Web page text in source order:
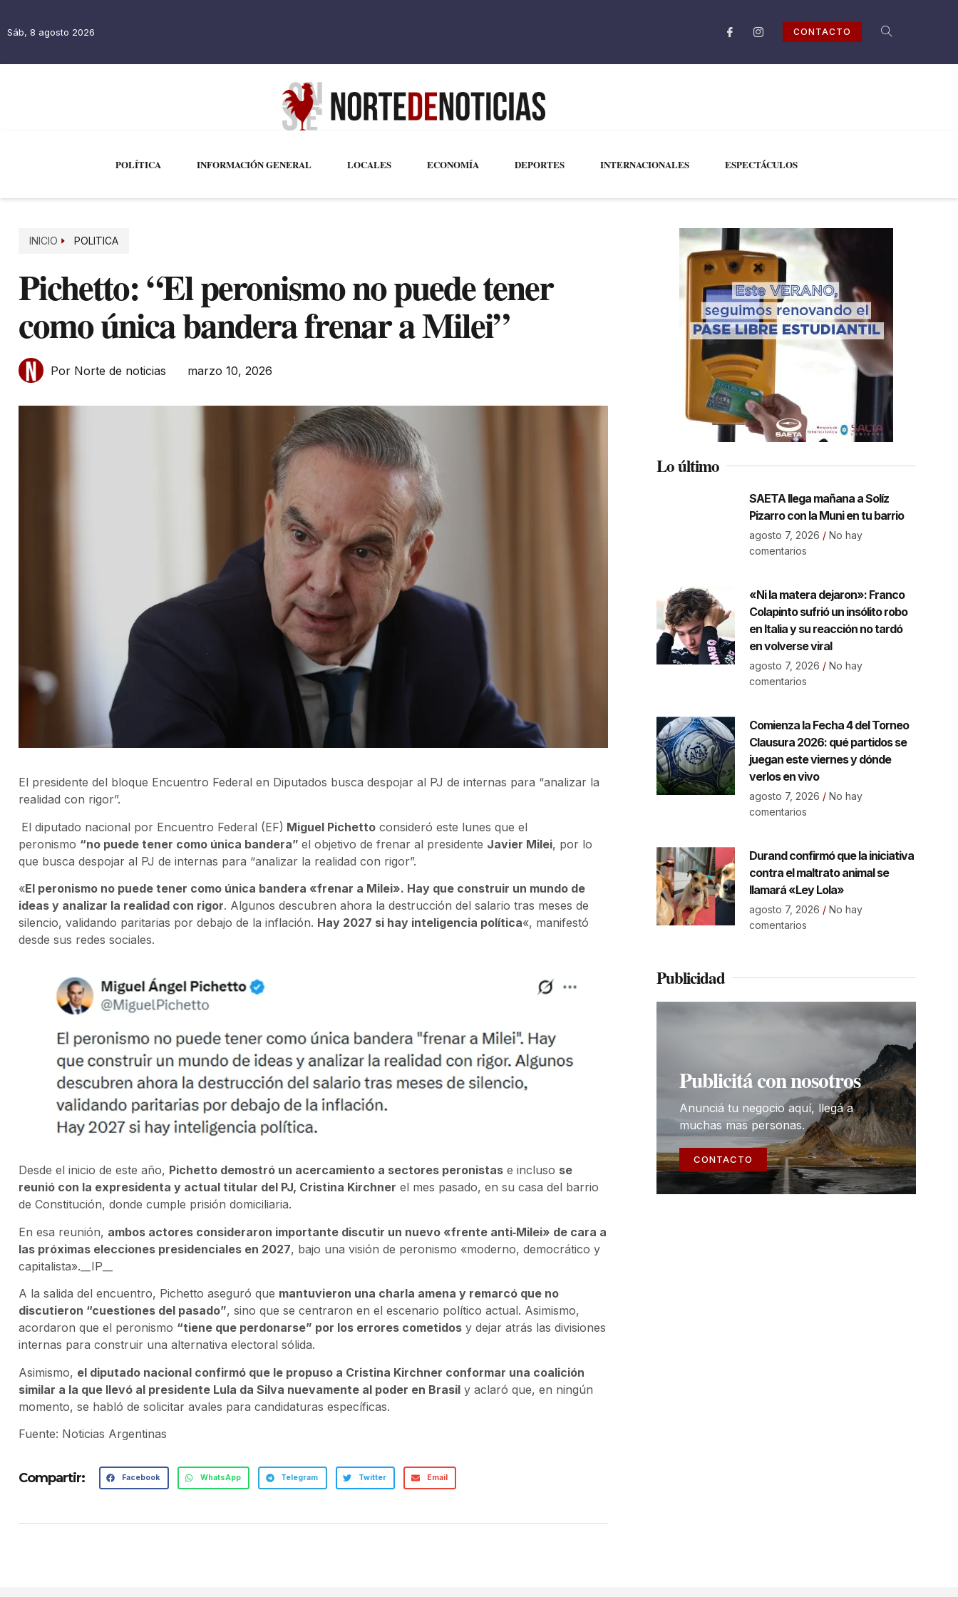
Sáb, 8 agosto 2026 CONTACTO
POLÍTICA INFORMACIÓN GENERAL LOCALES ECONOMÍA DEPORTES INTERNACIONALES ESPECTÁCULOS
INICIO POLITICA
Pichetto: “El peronismo no puede tener
como única bandera frenar a Milei”
Por Norte de noticias marzo 10, 2026
El presidente del bloque Encuentro Federal en Diputados busca despojar al PJ de internas para “analizar la
realidad con rigor”.
El diputado nacional por Encuentro Federal (EF) Miguel Pichetto consideró este lunes que el
peronismo “no puede tener como única bandera” el objetivo de frenar al presidente Javier Milei, por lo
que busca despojar al PJ de internas para “analizar la realidad con rigor”.
«El peronismo no puede tener como única bandera «frenar a Milei». Hay que construir un mundo de
ideas y analizar la realidad con rigor. Algunos descubren ahora la destrucción del salario tras meses de
silencio, validando paritarias por debajo de la inflación. Hay 2027 si hay inteligencia política«, manifestó
desde sus redes sociales.
Desde el inicio de este año, Pichetto demostró un acercamiento a sectores peronistas e incluso se
reunió con la expresidenta y actual titular del PJ, Cristina Kirchner el mes pasado, en su casa del barrio
de Constitución, donde cumple prisión domiciliaria.
En esa reunión, ambos actores consideraron importante discutir un nuevo «frente anti‑Milei» de cara a
las próximas elecciones presidenciales en 2027, bajo una visión de peronismo «moderno, democrático y
capitalista».__IP__
A la salida del encuentro, Pichetto aseguró que mantuvieron una charla amena y remarcó que no
discutieron “cuestiones del pasado”, sino que se centraron en el escenario político actual. Asimismo,
acordaron que el peronismo “tiene que perdonarse” por los errores cometidos y dejar atrás las divisiones
internas para construir una alternativa electoral sólida.
Asimismo, el diputado nacional confirmó que le propuso a Cristina Kirchner conformar una coalición
similar a la que llevó al presidente Lula da Silva nuevamente al poder en Brasil y aclaró que, en ningún
momento, se habló de solicitar avales para candidaturas específicas.
Fuente: Noticias Argentinas
Compartir: Facebook WhatsApp Telegram Twitter Email
Lo último
SAETA llega mañana a Solíz
Pizarro con la Muni en tu barrio
agosto 7, 2026 No hay
comentarios
«Ni la matera dejaron»: Franco
Colapinto sufrió un insólito robo
en Italia y su reacción no tardó
en volverse viral
agosto 7, 2026 No hay
comentarios
Comienza la Fecha 4 del Torneo
Clausura 2026: qué partidos se
juegan este viernes y dónde
verlos en vivo
agosto 7, 2026 No hay
comentarios
Durand confirmó que la iniciativa
contra el maltrato animal se
llamará «Ley Lola»
agosto 7, 2026 No hay
comentarios
Publicidad
Publicitá con nosotros
Anunciá tu negocio aquí, llegá a
muchas mas personas.
CONTACTO